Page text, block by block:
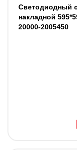
Светодиодный
накладной
20000-2005450